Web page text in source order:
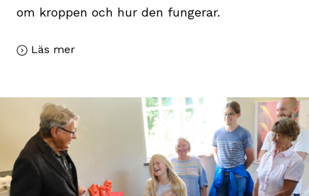
om kroppen och hur den fungerar.
Läs mer